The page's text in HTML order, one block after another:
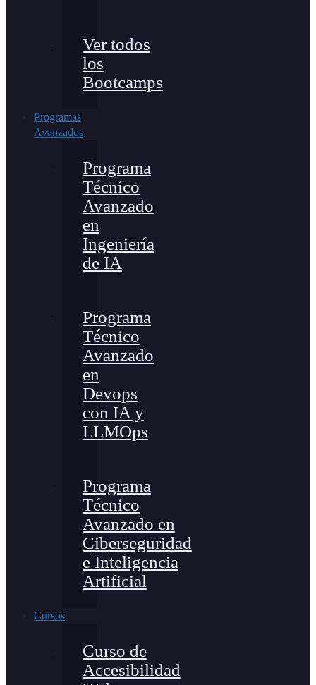
Ver todos
los
Bootcamps
Programas
Avanzados
Programa
Técnico
Avanzado
en
Ingeniería
de IA
Programa
Técnico
Avanzado
en
Devops
con IA y
LLMOps
Programa
Técnico
Avanzado en
Ciberseguridad
e Inteligencia
Artificial
Cursos
Curso de
Accesibilidad